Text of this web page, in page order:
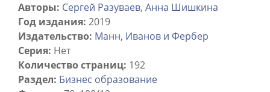
Авторы: Сергей Разуваев, Анна Шишкина
Год издания: 2019
Издательство: Манн, Иванов и Фербер
Серия: Нет
Количество страниц: 192
Раздел: Бизнес образование